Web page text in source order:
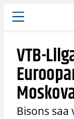
Siirry
sisältöön
VTB-
Bisons